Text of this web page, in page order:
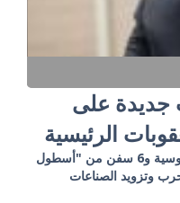
جديدة على
الرئيسية
العقوبات تشمل 19 كياناً بينها 6 بنوك روسية و6 سفن من "أسطول
وتزويد الصناعات